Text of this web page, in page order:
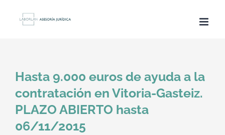
Hasta 9.000 euros de ayuda a la
contratación en Vitoria-Gasteiz.
PLAZO ABIERTO hasta
06/11/2015